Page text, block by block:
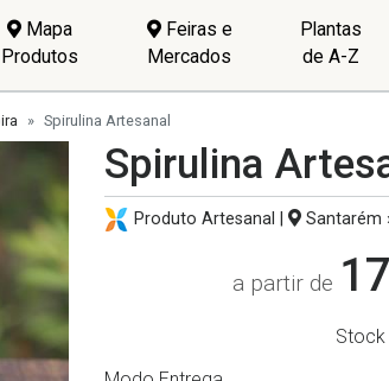
Mapa
Produtos
Feiras e
Mercados
Plantas
de A-Z
Spirulina Artesanal
Spirulina
Produto Artesanal | Santarém
a partir de
Stock